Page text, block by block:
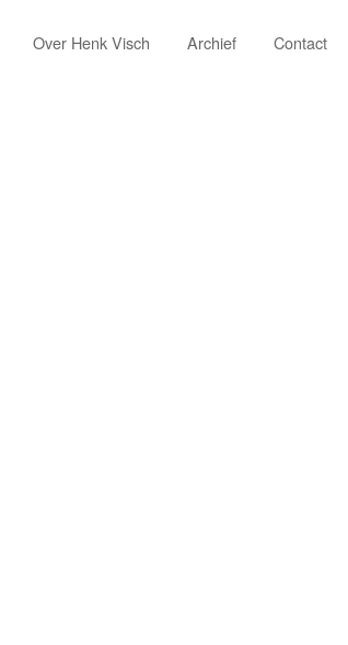
Over Henk Visch Archief Contact